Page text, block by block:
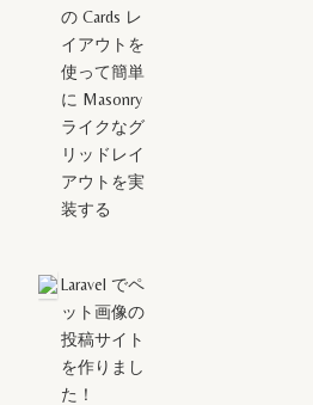
の Cards レ
イアウトを
使って簡単
に Masonry
ライクなグ
リッドレイ
アウトを実
装する
Laravel でペ
ット画像の
投稿サイト
を作りまし
た！